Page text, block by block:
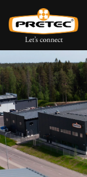
Siirry
suoraan
sisältöön